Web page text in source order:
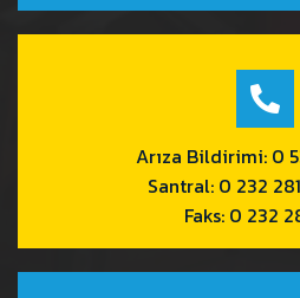
Arıza Bildirimi: 0
Santral: 0 232
Faks: 0 232